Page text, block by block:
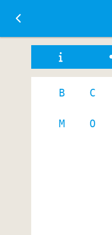
Ir a la página principal
B C
M O